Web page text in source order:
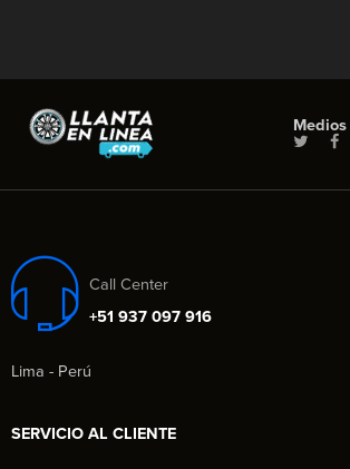
Call Center
+51 937 097 916
Lima - Perú
SERVICIO AL CLIENTE